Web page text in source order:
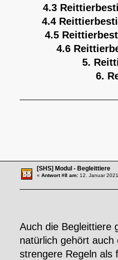
4.3
4.4
4.5
4.6
5.
6.
[SHS] Modul - Begleittiere
«Antwort #8 am: 12. Januar
Auch die Begleittiere
natürlich gehört
strengere Regeln als